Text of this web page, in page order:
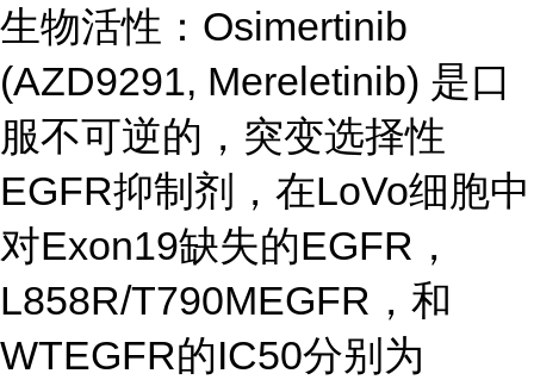
生物活性：Osimertinib
(AZD9291, Mereletinib) 是口
服不可逆的，突变选择性
EGFR抑制剂，在LoVo细胞中
对Exon19缺失的EGFR，
L858R/T790MEGFR，和
WTEGFR的IC50分别为